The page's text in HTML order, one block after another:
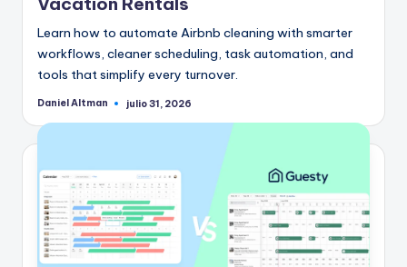
Learn how to automate Airbnb cleaning with smarter
workflows, cleaner scheduling, task automation, and
tools that simplify every turnover.
Publicado
Daniel Altman julio 31, 2026